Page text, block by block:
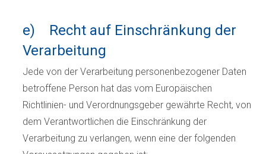
e) Recht auf Einschränkung der
Verarbeitung
Jede von der Verarbeitung personenbezogener Daten
betroffene Person hat das vom Europäischen
Richtlinien- und Verordnungsgeber gewährte Recht, von
dem Verantwortlichen die Einschränkung der
Verarbeitung zu verlangen, wenn eine der folgenden